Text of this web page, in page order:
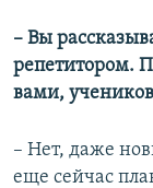
– Вы
репетитором.
вами,
– Нет, даже
еще сейчас